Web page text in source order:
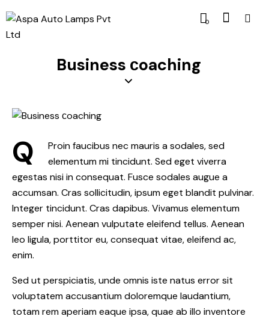
0
Business сoaching
Q
Proin faucibus nec mauris a sodales, sed
elementum mi tincidunt. Sed eget viverra
egestas nisi in consequat. Fusce sodales augue a
accumsan. Cras sollicitudin, ipsum eget blandit pulvinar.
Integer tincidunt. Cras dapibus. Vivamus elementum
semper nisi. Aenean vulputate eleifend tellus. Aenean
leo ligula, porttitor eu, consequat vitae, eleifend ac,
enim.
Sed ut perspiciatis, unde omnis iste natus error sit
voluptatem accusantium doloremque laudantium,
totam rem aperiam eaque ipsa, quae ab illo inventore